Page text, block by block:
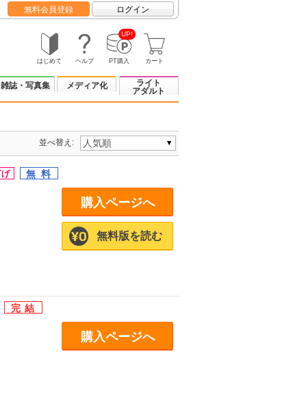
無料会員登録 ログイン
はじめて ヘルプ
UP!
PT購入 カート
雑誌・写真集 メディア化
ライト
アダルト
並べ替え:
購入ページへ
無料版を読む
購入ページへ